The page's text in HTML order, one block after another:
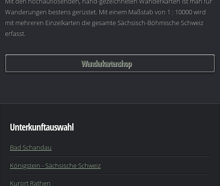
Wanderungen bestens gerüstet. Mit einem Maßstab von 1 : 10000 wird
mit mehreren Einzelkarten die gesamte Sächsisch-Böhmische Schweiz
erfasst.
Wanderkartenshop
Unterkunftauswahl
Bad Schandau
Königstein - Sächsische Schweiz
Kurort Rathen